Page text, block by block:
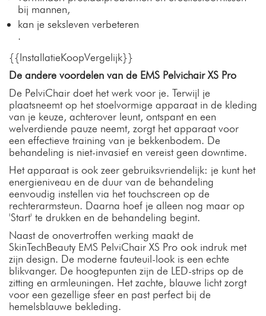
bij mannen,
kan je seksleven verbeteren
.
{{InstallatieKoopVergelijk}}
De andere voordelen van de EMS Pelvichair XS Pro
De PelviChair doet het werk voor je. Terwijl je
plaatsneemt op het stoelvormige apparaat in de kleding
van je keuze, achterover leunt, ontspant en een
welverdiende pauze neemt, zorgt het apparaat voor
een effectieve training van je bekkenbodem. De
behandeling is niet-invasief en vereist geen downtime.
Het apparaat is ook zeer gebruiksvriendelijk: je kunt het
energieniveau en de duur van de behandeling
eenvoudig instellen via het touchscreen op de
rechterarmsteun. Daarna hoef je alleen nog maar op
'Start' te drukken en de behandeling begint.
Naast de onovertroffen werking maakt de
SkinTechBeauty EMS PelviChair XS Pro ook indruk met
zijn design. De moderne fauteuil-look is een echte
blikvanger. De hoogtepunten zijn de LED-strips op de
zitting en armleuningen. Het zachte, blauwe licht zorgt
voor een gezellige sfeer en past perfect bij de
hemelsblauwe bekleding.